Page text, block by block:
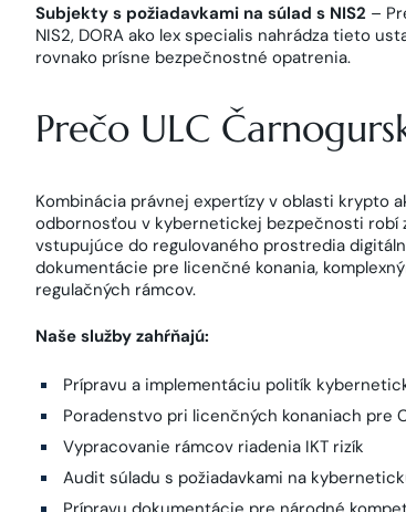
Subjekty s požiadavkami na súlad s NIS2 –
NIS2, DORA ako lex specialis nahrádza tieto
rovnako prísne bezpečnostné opatrenia.
Prečo ULC
Kombinácia právnej expertízy v oblasti krypto
odbornosťou v kybernetickej bezpečnosti robí
vstupujúce do regulovaného prostredia
dokumentácie pre licenčné konania,
regulačných rámcov.
Naše služby zahŕňajú:
Prípravu a implementáciu politík
Poradenstvo pri licenčných konaniach pre
Vypracovanie rámcov riadenia IKT rizík
Audit súladu s požiadavkami na